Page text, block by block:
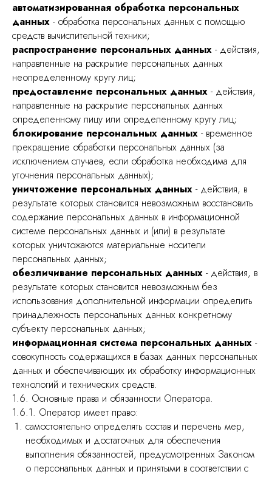
автоматизированная обработка персональных
данных - обработка персональных данных с помощью
средств вычислительной техники;
распространение персональных данных - действия,
направленные на раскрытие персональных данных
неопределенному кругу лиц;
предоставление персональных данных - действия,
направленные на раскрытие персональных данных
определенному лицу или определенному кругу лиц;
блокирование персональных данных - временное
прекращение обработки персональных данных (за
исключением случаев, если обработка необходима для
уточнения персональных данных);
уничтожение персональных данных - действия, в
результате которых становится невозможным восстановить
содержание персональных данных в информационной
системе персональных данных и (или) в результате
которых уничтожаются материальные носители
персональных данных;
обезличивание персональных данных - действия, в
результате которых становится невозможным без
использования дополнительной информации определить
принадлежность персональных данных конкретному
субъекту персональных данных;
информационная система персональных данных -
совокупность содержащихся в базах данных персональных
данных и обеспечивающих их обработку информационных
технологий и технических средств.
1.6. Основные права и обязанности Оператора.
1.6.1. Оператор имеет право:
самостоятельно определять состав и перечень мер,
необходимых и достаточных для обеспечения
выполнения обязанностей, предусмотренных Законом
о персональных данных и принятыми в соответствии с